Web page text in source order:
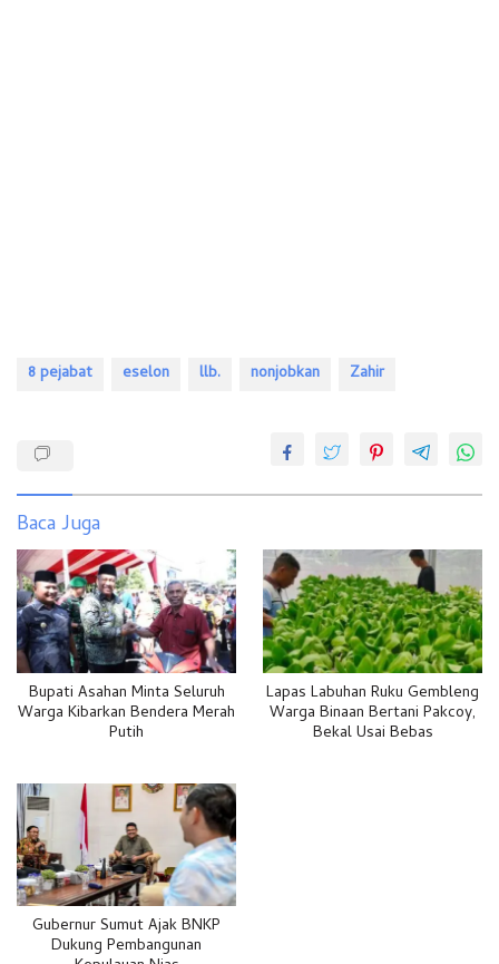
8 pejabat eselon llb. nonjobkan Zahir
Baca Juga
Bupati Asahan Minta Seluruh
Warga Kibarkan Bendera Merah
Putih
Lapas Labuhan Ruku Gembleng
Warga Binaan Bertani Pakcoy,
Bekal Usai Bebas
Gubernur Sumut Ajak BNKP
Dukung Pembangunan